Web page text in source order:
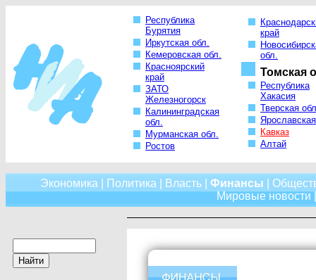
Республика
Бурятия
Иркутская обл.
Кемеровская обл.
Красноярский
край
ЗАТО
Железногорск
Калининградская
обл.
Мурманская обл.
Ростов
край
обл.
Томская
Республика
Хакасия
Тверская
Кавказ
Алтай
Экономика Политика Власть| Финансы
Мировые новости